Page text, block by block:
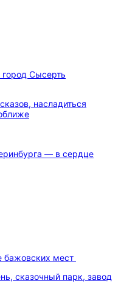
Сысерть
насладиться
бажовских мест
сказочный парк, завод